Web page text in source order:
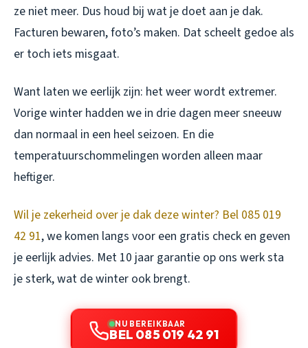
ze niet meer. Dus houd bij wat je doet aan je dak.
Facturen bewaren, foto’s maken. Dat scheelt gedoe als
er toch iets misgaat.
Want laten we eerlijk zijn: het weer wordt extremer.
Vorige winter hadden we in drie dagen meer sneeuw
dan normaal in een heel seizoen. En die
temperatuurschommelingen worden alleen maar
heftiger.
Wil je zekerheid over je dak deze winter? Bel 085 019
42 91, we komen langs voor een gratis check en geven
je eerlijk advies. Met 10 jaar garantie op ons werk sta
je sterk, wat de winter ook brengt.
NU BEREIKBAAR
BEL 085 019 42 91